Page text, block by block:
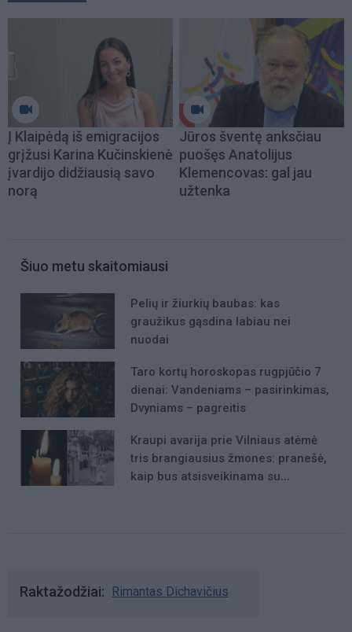
Į Klaipėdą iš emigracijos
grįžusi Karina Kučinskienė
įvardijo didžiausią savo
norą
Jūros šventę anksčiau
puošęs Anatolijus
Klemencovas: gal jau
užtenka
Šiuo metu skaitomiausi
Pelių ir žiurkių baubas: kas
graužikus gąsdina labiau nei
nuodai
Taro kortų horoskopas rugpjūčio 7
dienai: Vandeniams – pasirinkimas,
Dvyniams – pagreitis
Kraupi avarija prie Vilniaus atėmė
tris brangiausius žmones: pranešė,
kaip bus atsisveikinama su
Raktažodžiai Rimantas Dichavičius